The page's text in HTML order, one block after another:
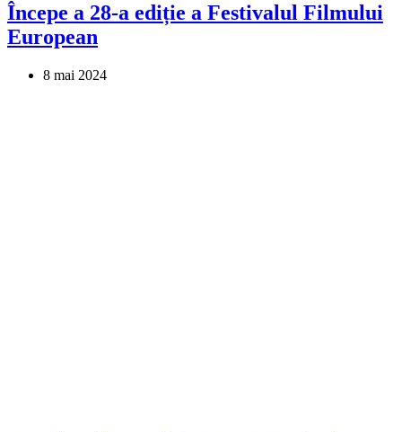
Începe a 28-a ediție a Festivalul Filmului
European
8 mai 2024